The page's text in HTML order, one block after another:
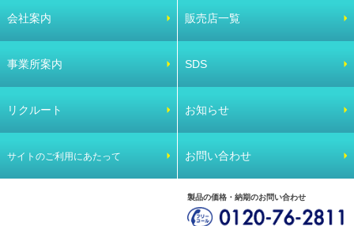
会社案内 販売店一覧
事業所案内 SDS
リクルート お知らせ
サイトのご利用にあたって お問い合わせ
製品の価格・納期のお問い合わせ